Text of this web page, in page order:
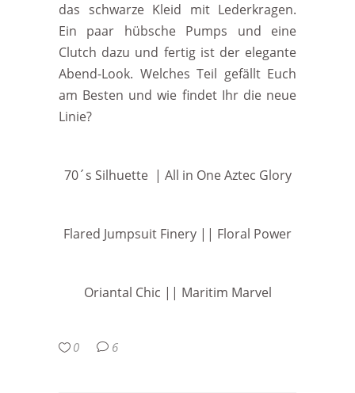
das schwarze Kleid mit Lederkragen.
Ein paar hübsche Pumps und eine
Clutch dazu und fertig ist der elegante
Abend-Look. Welches Teil gefällt Euch
am Besten und wie findet Ihr die neue
Linie?
70´s Silhuette | All in One Aztec Glory
Flared Jumpsuit Finery || Floral Power
Oriantal Chic || Maritim Marvel
0 6